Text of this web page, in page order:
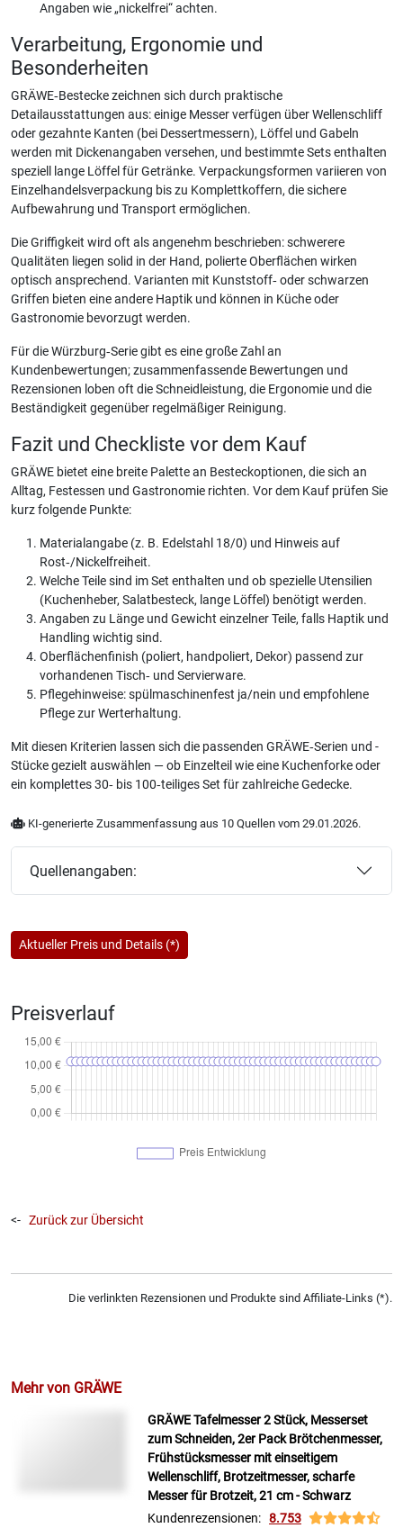
Angaben wie „nickelfrei“ achten.
Verarbeitung, Ergonomie und
Besonderheiten
GRÄWE‑Bestecke zeichnen sich durch praktische
Detailausstattungen aus: einige Messer verfügen über Wellenschliff
oder gezahnte Kanten (bei Dessertmessern), Löffel und Gabeln
werden mit Dickenangaben versehen, und bestimmte Sets enthalten
speziell lange Löffel für Getränke. Verpackungsformen variieren von
Einzelhandelsverpackung bis zu Komplettkoffern, die sichere
Aufbewahrung und Transport ermöglichen.
Die Griffigkeit wird oft als angenehm beschrieben: schwerere
Qualitäten liegen solid in der Hand, polierte Oberflächen wirken
optisch ansprechend. Varianten mit Kunststoff‑ oder schwarzen
Griffen bieten eine andere Haptik und können in Küche oder
Gastronomie bevorzugt werden.
Für die Würzburg‑Serie gibt es eine große Zahl an
Kundenbewertungen; zusammenfassende Bewertungen und
Rezensionen loben oft die Schneidleistung, die Ergonomie und die
Beständigkeit gegenüber regelmäßiger Reinigung.
Fazit und Checkliste vor dem Kauf
GRÄWE bietet eine breite Palette an Besteckoptionen, die sich an
Alltag, Festessen und Gastronomie richten. Vor dem Kauf prüfen Sie
kurz folgende Punkte:
Materialangabe (z. B. Edelstahl 18/0) und Hinweis auf
Rost‑/Nickelfreiheit.
Welche Teile sind im Set enthalten und ob spezielle Utensilien
(Kuchenheber, Salatbesteck, lange Löffel) benötigt werden.
Angaben zu Länge und Gewicht einzelner Teile, falls Haptik und
Handling wichtig sind.
Oberflächenfinish (poliert, handpoliert, Dekor) passend zur
vorhandenen Tisch‑ und Servierware.
Pflegehinweise: spülmaschinenfest ja/nein und empfohlene
Pflege zur Werterhaltung.
Mit diesen Kriterien lassen sich die passenden GRÄWE‑Serien und -
Stücke gezielt auswählen — ob Einzelteil wie eine Kuchenforke oder
ein komplettes 30‑ bis 100‑teiliges Set für zahlreiche Gedecke.
KI-generierte Zusammenfassung aus 10 Quellen vom 29.01.2026.
Quellenangaben:
Aktueller Preis und Details (*)
Preisverlauf
<- Zurück zur Übersicht
Die verlinkten Rezensionen und Produkte sind Affiliate-Links (*).
Mehr von GRÄWE
GRÄWE Tafelmesser 2 Stück, Messerset
zum Schneiden, 2er Pack Brötchenmesser,
Frühstücksmesser mit einseitigem
Wellenschliff, Brotzeitmesser, scharfe
Messer für Brotzeit, 21 cm - Schwarz
Kundenrezensionen: 8.753